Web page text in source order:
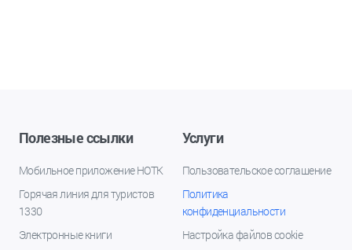
Полезные ссылки
Мобильное приложение НОТК
Горячая линия для туристов
1330
Электронные книги
Услуги
Пользовательское соглашение
Политика
конфиденциальности
Настройка файлов cookie